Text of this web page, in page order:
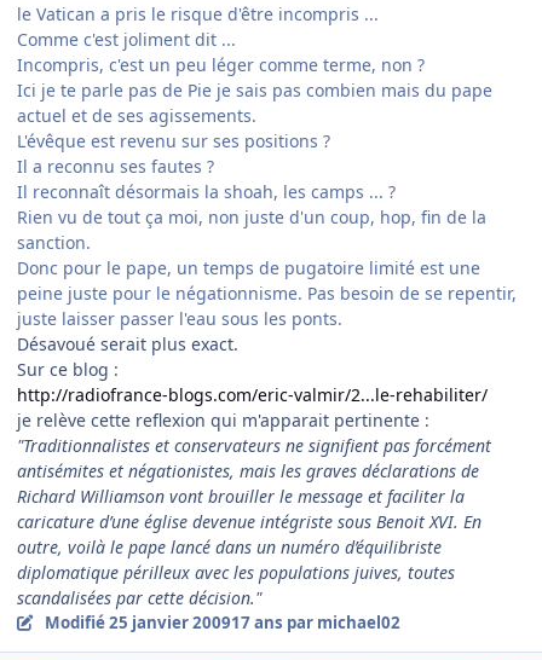
le Vatican a pris le risque d'être incompris ...
Comme c'est joliment dit ...
Incompris, c'est un peu léger comme terme, non ?
Ici je te parle pas de Pie je sais pas combien mais du pape
actuel et de ses agissements.
L'évêque est revenu sur ses positions ?
Il a reconnu ses fautes ?
Il reconnaît désormais la shoah, les camps ... ?
Rien vu de tout ça moi, non juste d'un coup, hop, fin de la
sanction.
Donc pour le pape, un temps de pugatoire limité est une
peine juste pour le négationnisme. Pas besoin de se repentir,
juste laisser passer l'eau sous les ponts.
Désavoué serait plus exact.
Sur ce blog :
http://radiofrance-blogs.com/eric-valmir/2...le-rehabiliter/
je relève cette reflexion qui m'apparait pertinente :
"Traditionnalistes et conservateurs ne signifient pas forcément
antisémites et négationistes, mais les graves déclarations de
Richard Williamson vont brouiller le message et faciliter la
caricature d’une église devenue intégriste sous Benoit XVI. En
outre, voilà le pape lancé dans un numéro d’équilibriste
diplomatique périlleux avec les populations juives, toutes
scandalisées par cette décision."
Modifié25 janvier 200917 ans par michael02